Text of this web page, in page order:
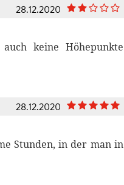
28.12.2020
keine Höhepunkte
28.12.2020
Stunden, in der man in